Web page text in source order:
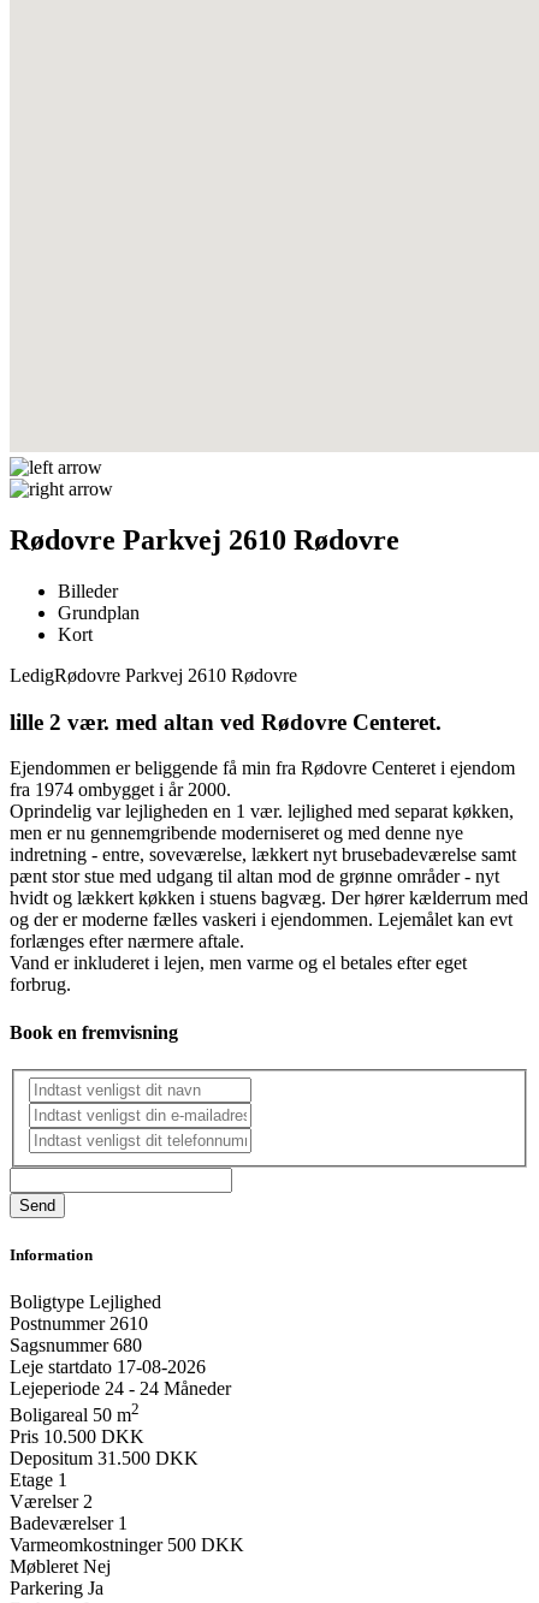
Rødovre Parkvej 2610 Rødovre
Billeder
Grundplan
Kort
LedigRødovre Parkvej 2610 Rødovre
lille 2 vær. med altan ved Rødovre Centeret.
Ejendommen er beliggende få min fra Rødovre Centeret i ejendom
fra 1974 ombygget i år 2000.
Oprindelig var lejligheden en 1 vær. lejlighed med separat køkken,
men er nu gennemgribende moderniseret og med denne nye
indretning - entre, soveværelse, lækkert nyt brusebadeværelse samt
pænt stor stue med udgang til altan mod de grønne områder - nyt
hvidt og lækkert køkken i stuens bagvæg. Der hører kælderrum med
og der er moderne fælles vaskeri i ejendommen. Lejemålet kan evt
forlænges efter nærmere aftale.
Vand er inkluderet i lejen, men varme og el betales efter eget
forbrug.
Book en fremvisning
Information
Boligtype Lejlighed
Postnummer 2610
Sagsnummer 680
Leje startdato 17-08-2026
Lejeperiode 24 - 24 Måneder
Boligareal 50 m2
Pris 10.500 DKK
Depositum 31.500 DKK
Etage 1
Værelser 2
Badeværelser 1
Varmeomkostninger 500 DKK
Møbleret Nej
Parkering Ja